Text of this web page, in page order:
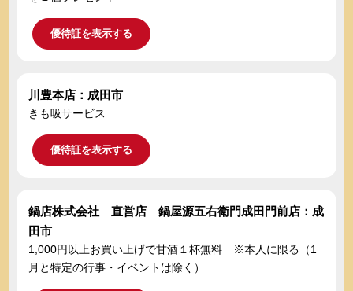
優待証を表示する
川豊本店：成田市
きも吸サービス
優待証を表示する
鍋店株式会社 直営店 鍋屋源五右衛門成田門前店：成
田市
1,000円以上お買い上げで甘酒１杯無料 ※本人に限る（1
月と特定の行事・イベントは除く）